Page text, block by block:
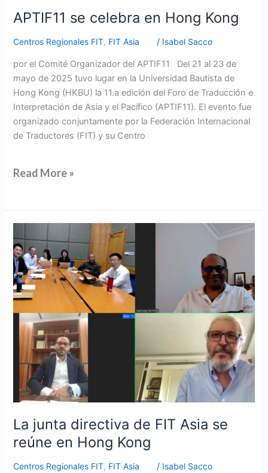
APTIF11 se celebra en Hong Kong
Centros Regionales FIT, FIT Asia / Isabel Sacco
por el Comité Organizador del APTIF11 Del 21 al 23 de
mayo de 2025 tuvo lugar en la Universidad Bautista de
Hong Kong (HKBU) la 11.a edición del Foro de Traducción e
Interpretación de Asia y el Pacífico (APTIF11). El evento fue
organizado conjuntamente por la Federación Internacional
de Traductores (FIT) y su Centro
Read More »
La junta directiva de FIT Asia se
reúne en Hong Kong
Centros Regionales FIT, FIT Asia / Isabel Sacco
junta
directiva
de
FIT
Asia
se
reúne
en
Hong
Kong